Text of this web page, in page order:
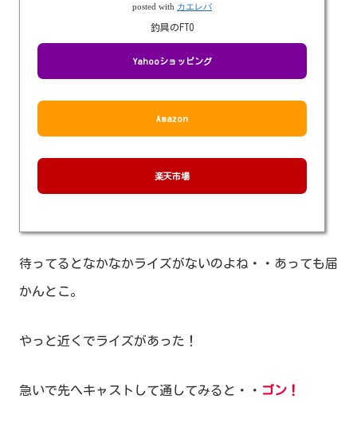
posted with カエレバ
釣具のFTO
Yahooショッピング
Amazon
楽天市場
待ってるとなかなかライズがないのよね・・あっても届
かんとこ。
やっと近くでライズがあった！
急いで先へキャストして通してみると・・ ゴン！